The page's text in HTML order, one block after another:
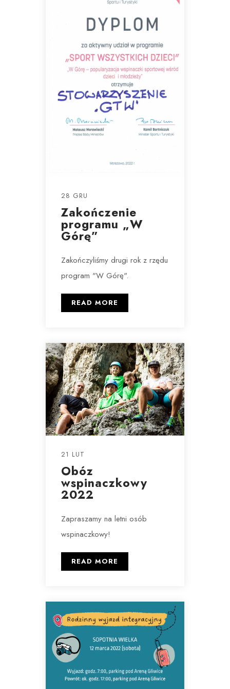
28 GRU
Zakończenie
programu „W
Górę”
Zakończyliśmy drugi rok z rzędu
program "W Górę".
READ MORE
21 LUT
Obóz
wspinaczkowy
2022
Zapraszamy na letni osób
wspinaczkowy!
READ MORE